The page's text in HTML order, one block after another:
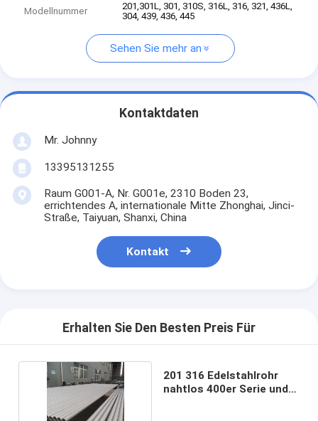
Modellnummer
201,301L, 301, 310S, 316L, 316, 321, 436L,
304, 439, 436, 445
Sehen Sie mehr an
Kontaktdaten
Mr. Johnny
13395131255
Raum G001-A, Nr. G001e, 2310 Boden 23,
errichtendes A, internationale Mitte Zhonghai, Jinci-
Straße, Taiyuan, Shanxi, China
Kontakt
Erhalten Sie Den Besten Preis Für
201 316 Edelstahlrohr
nahtlos 400er Serie und